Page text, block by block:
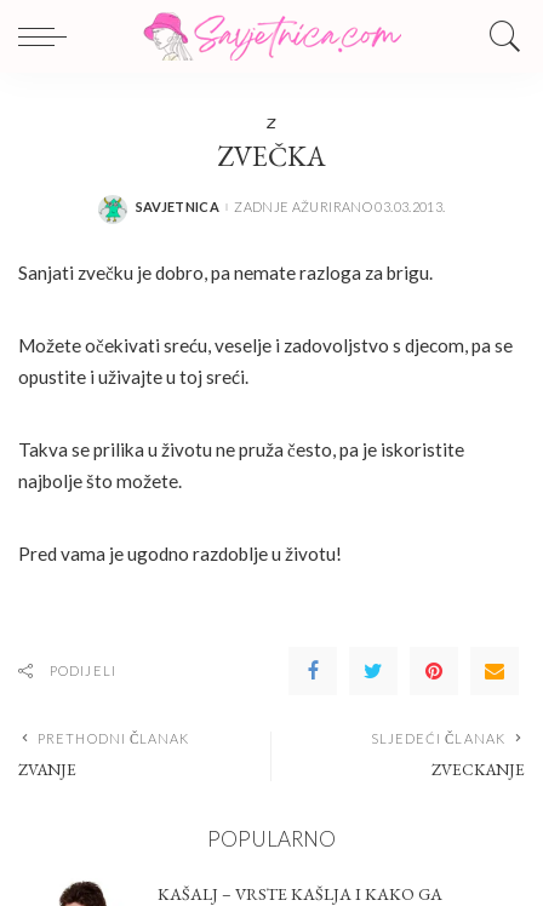
Z
ZVEČKA
POSTED
SAVJETNICA ZADNJE AŽURIRANO 03.03.2013.
Sanjati zvečku je dobro, pa nemate razloga za brigu.
Možete očekivati sreću, veselje i zadovoljstvo s djecom, pa se
opustite i uživajte u toj sreći.
Takva se prilika u životu ne pruža često, pa je iskoristite
najbolje što možete.
Pred vama je ugodno razdoblje u životu!
PODIJELI
PRETHODNI ČLANAK
ZVANJE
SLJEDEĆI ČLANAK
ZVECKANJE
POPULARNO
KAŠALJ – VRSTE KAŠLJA I KAKO GA